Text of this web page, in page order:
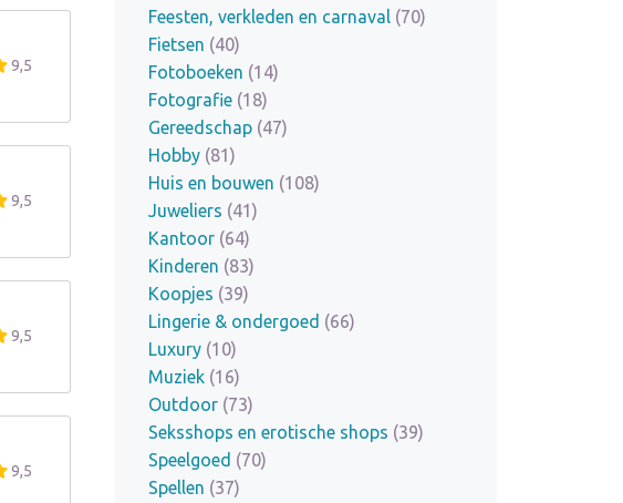
9,5
9,5
9,5
9,5
Feesten, verkleden en carnaval (70)
Fietsen (40)
Fotoboeken (14)
Fotografie (18)
Gereedschap (47)
Hobby (81)
Huis en bouwen (108)
Juweliers (41)
Kantoor (64)
Kinderen (83)
Koopjes (39)
Lingerie & ondergoed (66)
Luxury (10)
Muziek (16)
Outdoor (73)
Seksshops en erotische shops (39)
Speelgoed (70)
Spellen (37)